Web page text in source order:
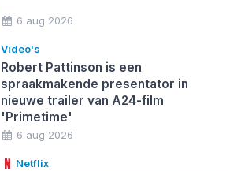
6 aug 2026
Video's
Robert Pattinson is een
spraakmakende presentator in
nieuwe trailer van A24-film
'Primetime'
6 aug 2026
Netflix